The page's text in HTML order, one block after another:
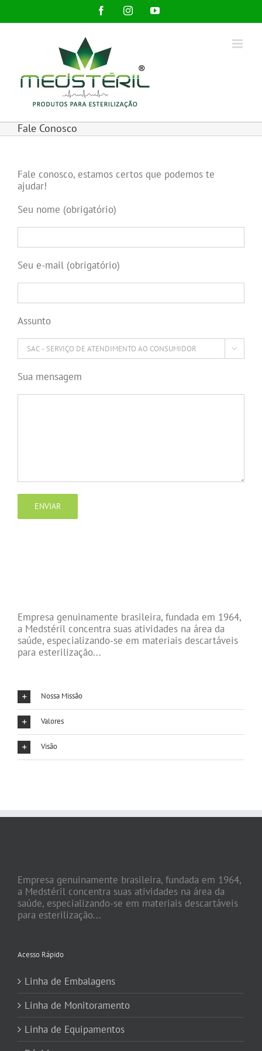
FacebookInstagramYouTube
Fale Conosco
Fale conosco, estamos certos que podemos te
ajudar!
Seu nome (obrigatório)
Seu e-mail (obrigatório)
Assunto

Sua mensagem
Empresa genuinamente brasileira, fundada em 1964,
a Medstéril concentra suas atividades na área da
saúde, especializando-se em materiais descartáveis
para esterilização...
Nossa Missão
Valores
Visão
Empresa genuinamente brasileira, fundada em 1964,
a Medstéril concentra suas atividades na área da
saúde, especializando-se em materiais descartáveis
para esterilização...
Acesso Rápido
Linha de Embalagens
Linha de Monitoramento
Linha de Equipamentos